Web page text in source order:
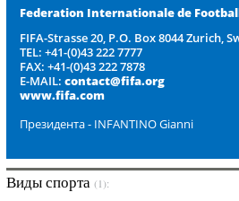
Federation Internationale de
FIFA-Strasse 20, P.O. Box 8044 Zurich,
TEL: +41-(0)43 222 7777
FAX: +41-(0)43 222 7878
E-MAIL: contact@fifa.org
www.fifa.com
Президента - INFANTINO Gianni
Виды спорта (1):